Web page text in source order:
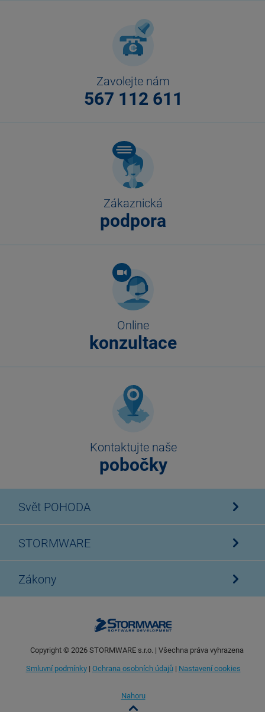
Zavolejte nám
567 112 611
Zákaznická
podpora
Online
konzultace
Kontaktujte naše
pobočky
Svět POHODA
STORMWARE
Zákony
Copyright © 2026STORMWARE s.r.o. | Všechna práva vyhrazena
Smluvní podmínky| Ochrana osobních údajů| Nastavení cookies
Nahoru